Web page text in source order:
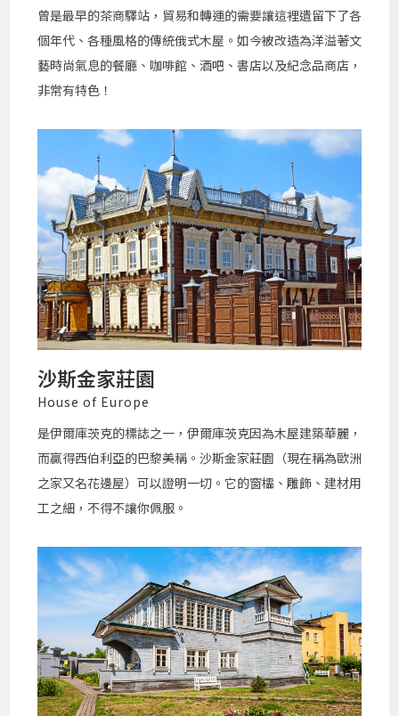
曾是最早的茶商驛站，貿易和轉運的需要讓這裡遺留下了各
個年代、各種風格的傳統俄式木屋。如今被改造為洋溢著文
藝時尚氣息的餐廳、咖啡館、酒吧、書店以及紀念品商店，
非常有特色！
沙斯金家莊園
House of Europe
是伊爾庫茨克的標誌之一，伊爾庫茨克因為木屋建築華麗，
而贏得西伯利亞的巴黎美稱。沙斯金家莊園（現在稱為歐洲
之家又名花邊屋）可以證明一切。它的窗櫺、雕飾、建材用
工之細，不得不讓你佩服。